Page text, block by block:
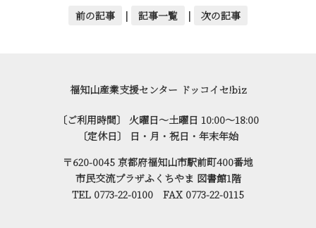
前の記事 | 記事一覧 | 次の記事
福知山産業支援センター ドッコイセ!biz
〔ご利用時間〕 火曜日～土曜日 10:00～18:00
〔定休日〕 日・月・祝日・年末年始
〒620-0045 京都府福知山市駅前町400番地
市民交流プラザふくちやま 図書館1階
TEL 0773-22-0100 FAX 0773-22-0115